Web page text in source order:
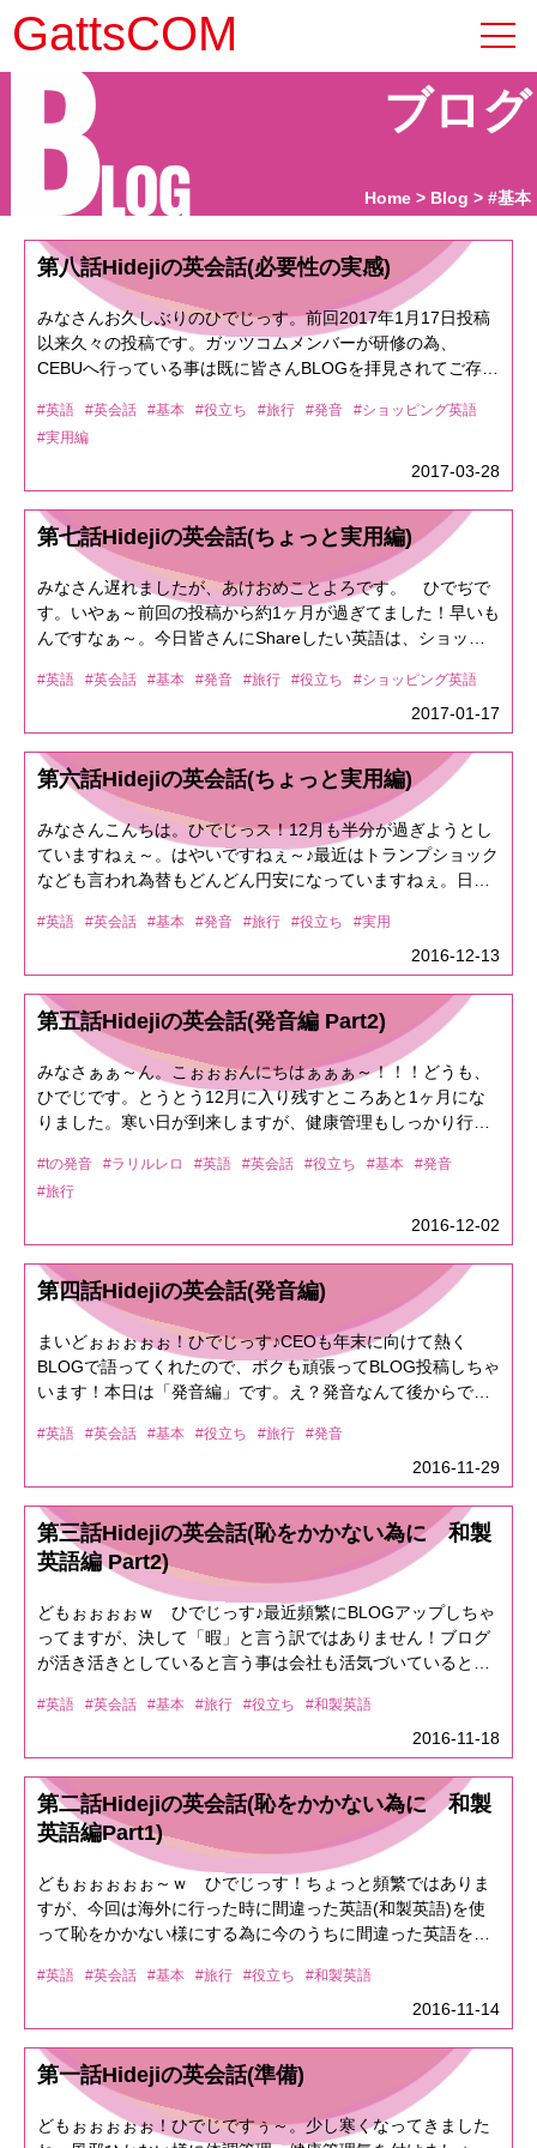
GattsCOM
ブログ
BLOG Home Blog #基本
第八話Hidejiの英会話(必要性の実感)
みなさんお久しぶりのひでじっす。前回2017年1月17日投稿
以来久々の投稿です。ガッツコムメンバーが研修の為、
CEBUへ行っている事は既に皆さんBLOGを拝見されてご存知
製英語編について書こうか、どうしようか悩んでいました。
と言うのも人って痛い目見ないと必死にならんので、まぁ、
先ずは経験して来て下さいって感じで第8回を保留していまし
た。CEBUは比較的日本人観光客や留学生が多い土地なの
で、ある程度の和製英語も通じる可能性がありますが、英語
はコミュニケーションツールなので間違って伝わると大変な
事になるので正しく覚えておきましょうねぇ～。と言う事
で、和製英語を題材にする予定でしたが、今回CEBU研修
BLOGからこんな時どう言えばいい？ってのも含めて紹介し
ていきますぅ～。<<2017/3/25 セブ島初日 BLOGより
(Sasuke)>>1.「おしゃれなフロントでチェックイン！」1.
本語なので問題無いですが、前回もBLOGで書いた様に「フ
front?」と言ったらホテルの玄関に連れて行かれますよぉ
～。<<2017/3/25 海外研修 BLOGより(CEO)>>1.「Wi-Fi
が………遅い、切れる……使い物にならない。」1.「We can
use wi-fi, but it is very bad condition and often disconected. It
is useless!!」2.「モバイルWi-Fiレンタルしててよかった〜」
good to ＋動詞の原形 で「～しててよかったわぁ」って意
味です。 今回はTakeを使ったので「持って行っててよかっ
たわぁ」って感じですね。又は、「I glad that I took a moblie
wi-fi (for rental).」でも同じ意味です。<<2017/3/25 海外研修
2日目 BLOGより(CEO)>>1.「ほんとに、透明度ヤバイで
す！！」1.「It is really soooooooooooo cleary so bad!!」
※「so bad」は直訳すると「とても悪い」ですが日本語の
「ヤバイんだけどぉ～」的な表現でも使います。
<<2017/3/25 セブ島2日目 BLOGより(Sasuke)>>1.「5000ペ
gambling!」※これが日本と英語の違いですが、日本語だとA
がBに変化したとか、2倍になったとか言いますが英語は 要
するに「いくら勝った」かを言えば良いので、これでOKで
す。<<2017/3/26 セブといえば BLOGより(コテやん)>>1.
「スキューバダイビング」1.「scuba diving.」なぜこれを選
択したのか？と言うと「scuba diving」はボンベを背負って
海深くまで潜るスポーツなのです。そうでない場合は
「Snorkeling」と言います。まぁ、ご存知のあれです。2.
「スキューバーダイビングやりましたぁ～」2.「We did
scuba diving.」<<和製英語編>>今回はCEBUと言う事もあっ
て、CEBUの常夏の島で良く使いそうな和製英語をどうぞ！1.
トボトル ⇒ plastic bottle4.～売り場 ⇒ ～section ※日本語で
cashierそれでは、次回のネタ考えておきます～。See you
next time! Bye :D
#英語 #英会話 #基本 #役立ち #旅行 #発音
#ショッピング英語
#実用編
2017-03-28
第七話Hidejiの英会話(ちょっと実用編)
みなさん遅れましたが、あけおめことよろです。 ひでぢで
す。いやぁ～前回の投稿から約1ヶ月が過ぎてました！早いも
んですなぁ～。今日皆さんにShareしたい英語は、ショッピ
本に居てもやる事は食べる事、買う事ですよね。先ずはこの
辺を抑えておきましょぉ～。<<ショッピング編 Part1>>皆さ
んがショッピングでお店に入って、先ず店員さんに聞かれる
事ですはQ1「Hi, Can I help you?」＝「ハィ, ケナイヘルプ
ユ？」⇒「いらっしゃいませ。何かお困りですか？」こんな
事を耳にする事が多いと思います。回答としてはA1-1「Hi,
No problem.」＝「ハィ, ノープロブレム」⇒「いや、大丈夫
だよ。」A1-2「Hi, Could you tell me, ＝「クッヂュゥテル
ミ」⇒「ちょっと聞きたいんだけど」 What is your
recommended souvenir.」＝「ワリジュァレコメン(デッド)/
ショッピングで店員さんのおすすめを聞くのも良いかもで
す。因みに、この「What is your recommended ～」は「～
のおすすめは何？」って事で食事の時にも使えます。例えば
Fast FoodのSubwayとか行けばorderとかdecidedって単語が
出たらオーダーは？とか決まりました？と言う事を聞かれて
いるので「What is your recommended menus?」と聞けばお
すすめのメニューは何？事で使えます。<<ショッピング編
なれないなぁ～と思うのがQ2「Hi, What are you looking
for?」＝「ハィ, ワラァユルッキンフォー？」⇒「何かお探
し？」こんな事を耳にした時の回答としてはA2-1「Hi, I'm
just looking.」＝「アィムジャス(ト)ルッキン」⇒「見てるだ
けだよぉ～ん。」A2-2「Hi, I'm looking for souvenir.」＝「ア
ィムルッキンフォー/スーメニャー」⇒「お土産を探してるん
だ」※「look for」はidiomで「探す」と言う意味です。ここ
で「探す」と言う単語は皆さん「search」を思い浮かべるか
もしれませんが正しくは「look for」です。「search」は場所
を探す時に使います。「look for」は(見えている)モノを探す
にも使えます。例えばA「What are you looking for?」⇒「何
探してるん？」B「I'm looking for my cell phone」⇒「携帯探
してるねん。」みたいな感じでも使えます。<<ショッピング
編 Part3>>旅行に行けばある程度お店も絞って入りますよ
ね。雑誌などで掲載されている商品をお店の店員に聞く事も
あると思いますが、その場合はA3「Hi, Can you help me, I'm
looking for this」＝「ハィ, ケニュヘルプミ/ アィムルッキン
フォーディス」と言う様に雑誌の写真を指差し伝える事も可
能。訳「あ、すみません。これ探してるんやけどぉ～」
(「Excuse me」でも良いかも。)また、お店を探す時も
A4「Could you tell me, I'm looking for the shop ＝「クッヂュ
the shop?」＝「ウェァ/イズダショップ？」と言う様にこち
名前にしても もちろんOK。訳「あ、ちょっと教えて欲しい
ねんけど、この店探してるんよ。どこにあるん？」みたいな
感じですね。本日のShareはこんな感じです。纏めとしては
「Could you～」は「～してくれますか？」って感じです。
「What are you looking for」は「何探してるん？」とか「何
かお探しですか？」って事です。「What is your
recommended ~」「～のお勧めは何ですか？」それは次回は
ショッピングで間違わない為の和製英語に気を付けようをや
#英語 #英会話 #基本 #発音 #旅行 #役立ち #ショッピング英語
2017-01-17
第六話Hidejiの英会話(ちょっと実用編)
みなさんこんちは。ひでじっス！12月も半分が過ぎようとし
ていますねぇ～。はやいですねぇ～♪最近はトランプショック
なども言われ為替もどんどん円安になっていますねぇ。日本
ックでしょう。年末年始に海外旅行を入れている芸能人も多
いですが、今日は簡単な英会話をShareをしたいと思いま
す。簡単な英会話をShareする前に覚えていてほしいのは
「言語は予測されている」と言う事です。皆さんも経験があ
ると思いますが「この単語は聞き取れたけど、他の単語
が・・・」なんて事ありますよね。それは日本語も同じで要
は慣れとフレーズを知っているかどうかだけです。ボクも(人
に依りますが)酷い時は3～5割程度しか聞き取れないが、勝手
に予測して話をしている時もあります。<<レストラン編
Part1>>レストランに入ると必ず何を聞かれますか？その通り
「人数」と「予約があるか否か」ですよね。なのでスタッフ
ズ？」 ⇒ 「何人ですか？」A1「three」＝「スリー」 ⇒ 「3
う。)Q2「Do you have a reservation?」＝「ドゥユハヴァ／
ゥリザヴェィション？」 ⇒ 「予約してますか？」A2「No,
We don't have a reservation.」＝「ノー／ウィドンハヴァ／
ゥリザヴァイション」 ⇒ 「してないよ」※Weを使ったのは
最初の数が3人だからWeとなります。まぁ、こんな感じで
もありますよね？そぅいう時は・・・Q3「How many?
Two?」＝「ハゥメニ？トゥ？」 ⇒ 「2人ですか？」A3「No,
Table for three. One person join us later.」＝「ノー／テイボ
ーフォースリー／ワンパーソン／ジョイナスレイラー」
⇒「3人席で。一人遅れてきまぁ～す」この様に最初に見た人
数で聞かれる事もあるので「違うよ」って事と「遅れて一人
合流する」事を伝えましょう。混んでる店とかだと
「Why？」ってなっちゃうんでネ。<<レストラン編 Part3>>
いやいや、Part1、Part2はいらんで～。その先やってって人
はこのフレーズを覚えておきましょう。①「Do you mind if I
ィ」 ⇒ 「ここでたばこすってもいい？」このフレーズは結構
便利です「smoke」を変えるとどうにでも使えます。hereは
あっても無くても良いです。例えば、おかずの最後の一切れ
食べてもいい？って時は「Do you mind if I eat (it)?」となり
ます。①の直訳としては「私がここでたばこをすったら、あ
なたは気にしますか？」と言う感じですね。②「I'll have ~」
「Could I get ～」＝「アイルハヴ ～」「クダイゲッ(ト)」で
す。「I'll have ~」は「I will have ～」の略で「I'll have this
one.」とメニューを指さして言えば「んぢゃ、これで」と言
う意味になり「this one plz」よりもカジュアルと言うかネイ
one plz」が省略されているだけで少し不親切な気がします。
「I'll have」を付けると「これに決めた！」って感じで分かり
わりませんが、少し丁寧な感じの言い方です。あくまで「丁
寧な感じ」と言うだけで「丁寧」ではありません。まぁ、ど
っちが良い易いか？ってくらいです。③「I'd like to ～」＝
「アイドライクトゥー ～」です。これはマジで覚えておいた
#英語 #英会話 #基本 #発音 #旅行 #役立ち #実用
2016-12-13
第五話Hidejiの英会話(発音編 Part2)
みなさぁぁ～ん。こぉぉぉんにちはぁぁぁ～！！！どうも、
ひでじです。とうとう12月に入り残すところあと1ヶ月にな
りました。寒い日が到来しますが、健康管理もしっかり行い
「発音編 Part2」です。今日は「T＋母音」「TT(ダブルT)」
の発音についてShareしていきます。前回「Let it be」を「レ
リビー」と発音するって事をShareしましたが、まさにこれ
です。<<T＋母音 ＝ ラリルレロに変化する。>>これはアメリ
カ英語の場合なんですが、殆どの方がこの経験で英語が聞き
取れていないのでしっかりと押えておきましょう！例えば以
下のイディオム(慣用句)がありますが、恐らく皆さんは聞い
た事があると思います。「get out」 「get up」
「check it out」 「let it go」「a lot of」etc...「ゲラウ
(ト)」「ゲラッ(プ)」「チェキラ(ゥト)」「レリゴ」 「アロロ
ブ」この様にTの発音の後に母音(a/i/u/e/o)が来ると発音は
文・I have a lot of money. ⇒ 「アィ / ハヴァ / ロロ(ブ) / マニ
メリカ英語の場合なんですが、ダブルTもラリルレロに変化
しちゃいます。これも基本中の基本なので押えておきましょ
う！「Pretty」 「Better」 「Gotten」「Little」etc...「プリ
リー」「ベダー」「ガルン」「リル(ル)」Betterは「ベラー」
でも「ベダー」でもどちらでもOKですが、「ベダー」の方が
良いですね。では「little」を使った例文・It is a little bit of a
pain. ⇒ 「イリサ / リルビ / ロバ / ペイン」です。 [訳：ちょ
っと面倒だね。]今回は皆さんが聞き取れない「核心」に少し
(カタカナ発音)を捨てて、ネイティブ発音に近づけていきま
しょう。最初に言っておきますが、これは「練習あるのみ」
です。音を聞き分けて通じる英会話を身につけましょう！
#tの発音 #ラリルレロ #英語 #英会話 #役立ち #基本
#発音
#旅行
2016-12-02
第四話Hidejiの英会話(発音編)
まいどぉぉぉぉぉ！ひでじっす♪CEOも年末に向けて熱く
BLOGで語ってくれたので、ボクも頑張ってBLOG投稿しちゃ
います！本日は「発音編」です。え？発音なんて後からでい
思ったそこのあなた！実はボクも「発音なんて後でいいでし
ょぉ～(はなほじぃ～)」的な発言をしていました。しかし、
敢えて言います「言語(英語含む)はコミュニケーションツー
ル」です。発音が如何に大事か！皆さんが遠回りしない為に
も、ここでしっかりとその事を覚えておいてくださいネ。前
回(第一話)ボクがShareした長文の意味がわからなかった人も
いると思いますが、単語一つ一つの意味が分からなかったと
言う人は少ないと思います。<<第一話抜粋>>「Tokyo's
commuter train and Subway system is one of the best
trainest systems in the world.」これの訳ですが「東京の通勤
電車と地下鉄システムは世界中で最も良い電車システムの一
鉄one of the best trainest systems = 最も良い電車システムの
ば、一つ一つ綺麗に単語を読んで頂けるでしょう。カタカナ
で書くと「トーキョーズ / コミュッター / トレイン / アンド /
サブウェイ / システム / イズ / ワン / オブ / ザ / ベスト / ト
レインエスト / システムズ / イン / ザ / ワールド」しかし、ネ
イティブはこの文章を恐らく4単語くらいの感じで読んぢゃい
ます。「トーキョーズ コミュラー トレイ ネン」「サブウェ
イ システミズ」「ワノブダ ベス(ト) トレイネス(ト) システム
(ス)」「イ ダ ワール(ド)」※カタカナで書くと良くないが、
ぇ！って理由が、ここではっきりわかったと思います。だっ
て、全然思ってる発音と違うもんね！そりゃ～聞き取れねぇ
～ぜぇ～とっつぁ～んって感じでしょ。でも、皆さん以下の
単語は無意識にどの様に読みますか？「Let it be」 ※ビート
ルズの代表的な歌ですね。これは「レット / イット / ビー」
#英語 #英会話 #基本 #役立ち #旅行 #発音
2016-11-29
第三話Hidejiの英会話(恥をかかない為に 和製
英語編 Part2)
どもぉぉぉぉｗ ひでじっす♪最近頻繁にBLOGアップしちゃ
ってますが、決して「暇」と言う訳ではありません！ブログ
が活き活きとしていると言う事は会社も活気づいていると言
や外国人と話す時に恥をかかない為に、知っておいた方が良
い和製英語をシェアしたいとおもいます～。①フライドポテ
ト (Fried potato) ⇔ フレンチフライス (French fries) もし、
あなたが旅先でファストフード店に入った時フライドポテト
下さいって言っても通じません！ ×I'd like the fried
potato. ⇒ イモの丸揚げください。 ○I'd like the french
fries. ⇒ フライドポテトください。 どぅ考えても、通じ
るでしょ！って思われるかも知れませんが、海外ではフライ
ドポテトと言わない ので、全く通じません。French friesも
しくは、Fish and chipsになりますので注意しましょう。②ホ
テルのフロント (Front) ⇔ レセプション (Reception) 誰でも
だ？と探してもどこにも書いてない なんて事なかったでし
れます。 ×Excuse me, Where is the hotel front? ⇒ すみ
ません、ホテルの正面玄関はどこですか？ ○Excuse me,
Where is the reception? ⇒ すみません、ホテルのフロン
トはどこですか？ もしフロントをレセプションと覚えれな
#英語 #英会話 #基本 #旅行 #役立ち #和製英語
2016-11-18
第二話Hidejiの英会話(恥をかかない為に 和製
英語編Part1)
どもぉぉぉぉぉ～ｗ ひでじっす！ちょっと頻繁ではありま
すが、今回は海外に行った時に間違った英語(和製英語)を使
って恥をかかない様にする為に今のうちに間違った英語を正
てるわ！って言うかもしれんが、知ってても見るがいい！)①
クーラー (Cooler) ⇔ エアコン(Air-conditioner) もし、あな
たがエアコンの事をクーラーと言ってたら間違いなので気を
付けましょう！ ×Would you turn on the cooler? ⇒
冷風機の電源を入れてもらえる？ ○Would you turn on the
air-conditioner? ⇒ エアコン(クーラー)つけてもらえる？ そ
ーなんです！Coolerって色んな意味がありますが要は「冷や
#英語 #英会話 #基本 #旅行 #役立ち #和製英語
2016-11-14
第一話Hidejiの英会話(準備)
どもぉぉぉぉぉ！ひでじですぅ～。少し寒くなってきました